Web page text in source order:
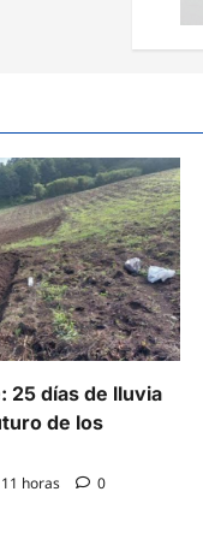
25 días de lluvia
de los
horas 0